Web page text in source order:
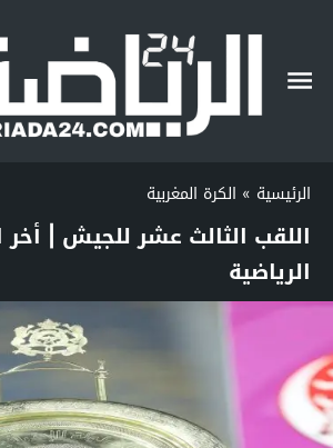
الرئيسية » الكرة المغربية
اللقب الثالث عشر للجيش | أخر
الرياضية